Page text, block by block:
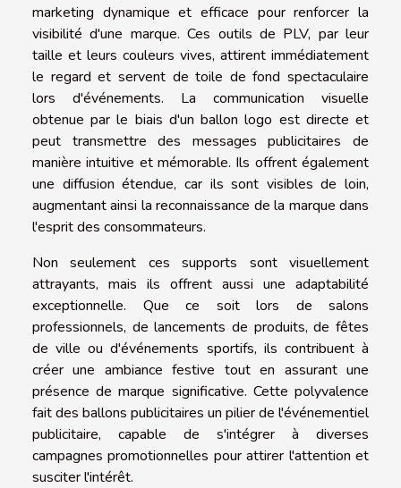
marketing dynamique et efficace pour renforcer la
visibilité d'une marque. Ces outils de PLV, par leur
taille et leurs couleurs vives, attirent immédiatement
le regard et servent de toile de fond spectaculaire
lors d'événements. La communication visuelle
obtenue par le biais d'un ballon logo est directe et
peut transmettre des messages publicitaires de
manière intuitive et mémorable. Ils offrent également
une diffusion étendue, car ils sont visibles de loin,
augmentant ainsi la reconnaissance de la marque dans
l'esprit des consommateurs.
Non seulement ces supports sont visuellement
attrayants, mais ils offrent aussi une adaptabilité
exceptionnelle. Que ce soit lors de salons
professionnels, de lancements de produits, de fêtes
de ville ou d'événements sportifs, ils contribuent à
créer une ambiance festive tout en assurant une
présence de marque significative. Cette polyvalence
fait des ballons publicitaires un pilier de l'événementiel
publicitaire, capable de s'intégrer à diverses
campagnes promotionnelles pour attirer l'attention et
susciter l'intérêt.